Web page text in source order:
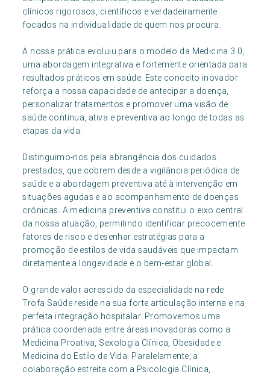
clínicos rigorosos, científicos e verdadeiramente
focados na individualidade de quem nos procura.
A nossa prática evoluiu para o modelo da Medicina 3.0,
uma abordagem integrativa e fortemente orientada para
resultados práticos em saúde. Este conceito inovador
reforça a nossa capacidade de antecipar a doença,
personalizar tratamentos e promover uma visão de
saúde contínua, ativa e preventiva ao longo de todas as
etapas da vida.
Distinguimo-nos pela abrangência dos cuidados
prestados, que cobrem desde a vigilância periódica de
saúde e a abordagem preventiva até à intervenção em
situações agudas e ao acompanhamento de doenças
crónicas. A medicina preventiva constitui o eixo central
da nossa atuação, permitindo identificar precocemente
fatores de risco e desenhar estratégias para a
promoção de estilos de vida saudáveis que impactam
diretamente a longevidade e o bem-estar global.
O grande valor acrescido da especialidade na rede
Trofa Saúde reside na sua forte articulação interna e na
perfeita integração hospitalar. Promovemos uma
prática coordenada entre áreas inovadoras como a
Medicina Proativa, Sexologia Clínica, Obesidade e
Medicina do Estilo de Vida. Paralelamente, a
colaboração estreita com a Psicologia Clínica,